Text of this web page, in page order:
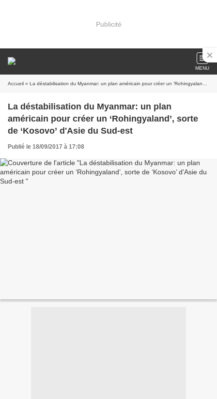
Publicité
MENU
Accueil » La déstabilisation du Myanmar: un plan américain pour créer un ‘Rohingyaland’, sorte de ‘Kosovo’ d'Asie du Sud-est
La déstabilisation du Myanmar: un plan
américain pour créer un ‘Rohingyaland’, sorte
de ‘Kosovo’ d'Asie du Sud-est
Publié le 18/09/2017 à 17:08